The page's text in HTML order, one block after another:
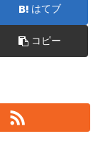
はてブ
コピー